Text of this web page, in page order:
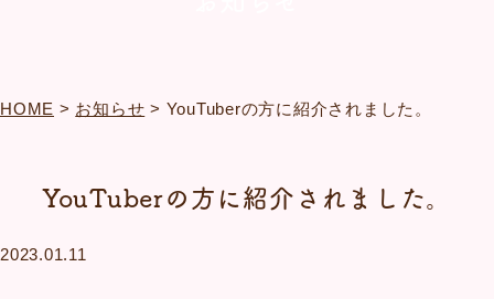
HOME > お知らせ > YouTuberの方に紹介されました。
YouTuberの方に紹介されました。
2023.01.11